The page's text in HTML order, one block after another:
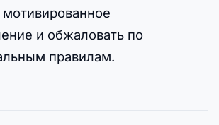
мотивированное
и обжаловать по
правилам.